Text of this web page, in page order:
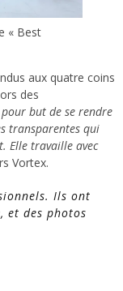
« Best
aux quatre coins
des
but de se rendre
transparentes qui
Elle travaille avec
Vortex.
Ils ont
et des photos